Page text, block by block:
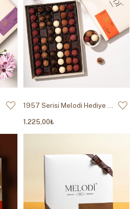
1957 Serisi Melodi Hediye Trüf Çikolata 750g
1.225,00₺